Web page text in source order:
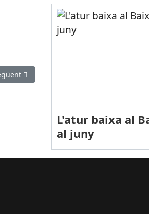
següent: Creix la sensació
L'atur baixa al
al juny